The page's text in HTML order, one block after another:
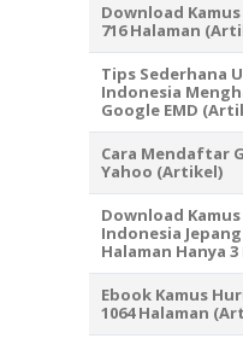
Download
716 Halaman
Tips Sederhana
Indonesia
Google EMD
Cara Mendaftar
Yahoo (Artikel)
Download
Indonesia
Halaman Hanya
Ebook Kamus
1064 Halaman